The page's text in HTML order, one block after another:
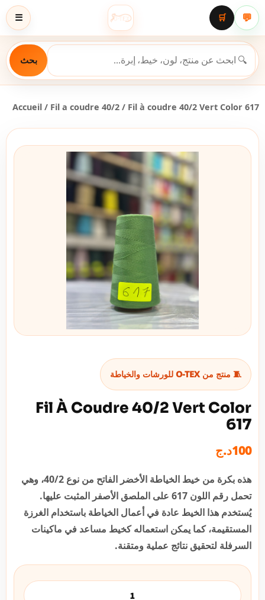
☰ 💬
🛒
بحث
Accueil / Fil a coudre 40/2 / Fil à coudre 40/2 Vert Color 617
🧵 منتج من O-TEX للورشات والخياطة
Fil À Coudre 40/2 Vert Color
617
100د.ج
هذه بكرة من خيط الخياطة الأخضر الفاتح من نوع 40/2، وهي
تحمل رقم اللون 617 على الملصق الأصفر المثبت عليها.
يُستخدم هذا الخيط عادة في أعمال الخياطة باستخدام الغرزة
المستقيمة، كما يمكن استعماله كخيط مساعد في ماكينات
السرفلة لتحقيق نتائج عملية ومتقنة.